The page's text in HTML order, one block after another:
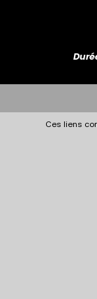
Ces liens